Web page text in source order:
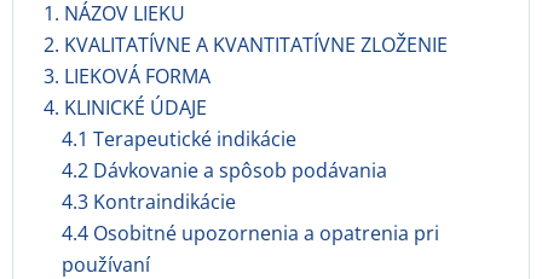
1. NÁZOV LIEKU
2. KVALITATÍVNE A KVANTITATÍVNE ZLOŽENIE
3. LIEKOVÁ FORMA
4. KLINICKÉ ÚDAJE
4.1 Terapeutické indikácie
4.2 Dávkovanie a spôsob podávania
4.3 Kontraindikácie
4.4 Osobitné upozornenia a opatrenia pri
používaní